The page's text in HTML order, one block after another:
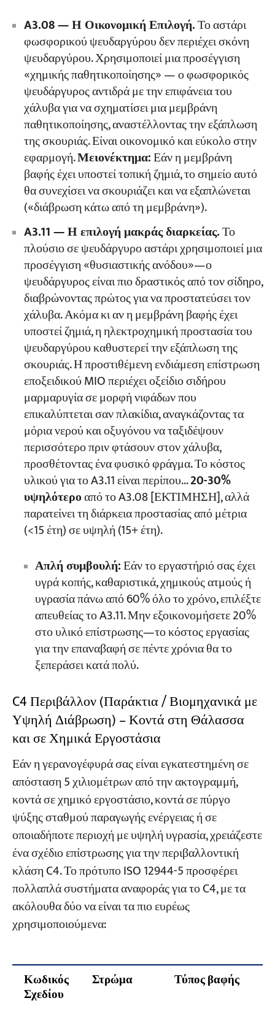
A3.08 — Η Οικονομική Επιλογή.Το αστάρι
φωσφορικού ψευδαργύρου δεν περιέχει σκόνη
ψευδαργύρου. Χρησιμοποιεί μια προσέγγιση
«χημικής παθητικοποίησης» — ο φωσφορικός
ψευδάργυρος αντιδρά με την επιφάνεια του
χάλυβα για να σχηματίσει μια μεμβράνη
παθητικοποίησης, αναστέλλοντας την εξάπλωση
της σκουριάς. Είναι οικονομικό και εύκολο στην
εφαρμογή.Μειονέκτημα:Εάν η μεμβράνη
βαφής έχει υποστεί τοπική ζημιά, το σημείο αυτό
θα συνεχίσει να σκουριάζει και να εξαπλώνεται
(«διάβρωση κάτω από τη μεμβράνη»).
A3.11 — Η επιλογή μακράς διαρκείας.Το
πλούσιο σε ψευδάργυρο αστάρι χρησιμοποιεί μια
προσέγγιση «θυσιαστικής ανόδου»—ο
ψευδάργυρος είναι πιο δραστικός από τον σίδηρο,
διαβρώνοντας πρώτος για να προστατεύσει τον
χάλυβα. Ακόμα κι αν η μεμβράνη βαφής έχει
υποστεί ζημιά, η ηλεκτροχημική προστασία του
ψευδαργύρου καθυστερεί την εξάπλωση της
σκουριάς. Η προστιθέμενη ενδιάμεση επίστρωση
εποξειδικού MIO περιέχει οξείδιο σιδήρου
μαρμαρυγία σε μορφή νιφάδων που
επικαλύπτεται σαν πλακίδια, αναγκάζοντας τα
μόρια νερού και οξυγόνου να ταξιδέψουν
περισσότερο πριν φτάσουν στον χάλυβα,
προσθέτοντας ένα φυσικό φράγμα. Το κόστος
υλικού για το A3.11 είναι περίπου...20-30%
υψηλότεροαπό το A3.08 [ΕΚΤΙΜΗΣΗ], αλλά
παρατείνει τη διάρκεια προστασίας από μέτρια
(<15 έτη) σε υψηλή (15+ έτη).
Απλή συμβουλή:Εάν το εργαστήριό σας έχει
υγρά κοπής, καθαριστικά, χημικούς ατμούς ή
υγρασία πάνω από 60% όλο το χρόνο, επιλέξτε
απευθείας το A3.11. Μην εξοικονομήσετε 20%
στο υλικό επίστρωσης—το κόστος εργασίας
για την επαναβαφή σε πέντε χρόνια θα το
ξεπεράσει κατά πολύ.
C4 Περιβάλλον (Παράκτια / Βιομηχανικά με
Υψηλή Διάβρωση) – Κοντά στη Θάλασσα
και σε Χημικά Εργοστάσια
Εάν η γερανογέφυρά σας είναι εγκατεστημένη σε
απόσταση 5 χιλιομέτρων από την ακτογραμμή,
κοντά σε χημικό εργοστάσιο, κοντά σε πύργο
ψύξης σταθμού παραγωγής ενέργειας ή σε
οποιαδήποτε περιοχή με υψηλή υγρασία, χρειάζεστε
ένα σχέδιο επίστρωσης για την περιβαλλοντική
κλάση C4. Το πρότυπο ISO 12944-5 προσφέρει
πολλαπλά συστήματα αναφοράς για το C4, με τα
ακόλουθα δύο να είναι τα πιο ευρέως
χρησιμοποιούμενα:
Κωδικός
Σχεδίου
Στρώμα Τύπος βαφής